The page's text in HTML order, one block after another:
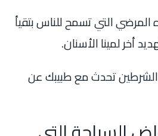
المرضي التي تسمح للناس بتقيأ
أخر لمينا الأسنان.
تحدث مع طبيبك عن